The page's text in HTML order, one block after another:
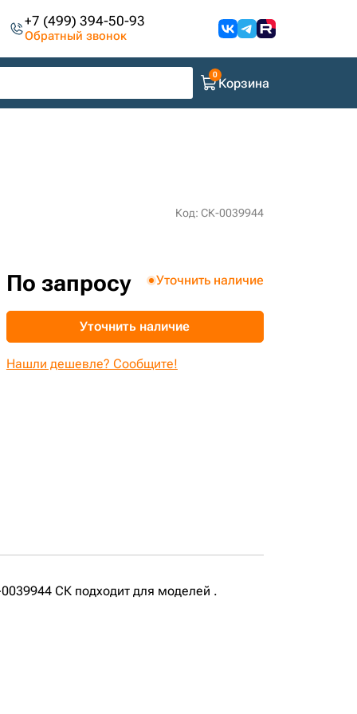
+7 (499) 394-50-93
Обратный звонок
Корзина
Код: СК-0039944
По запросу Уточнить наличие
Уточнить наличие
Нашли дешевле? Сообщите!
СК подходит для моделей .